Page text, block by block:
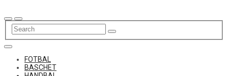
to
content
FOTBAL
BASCHET